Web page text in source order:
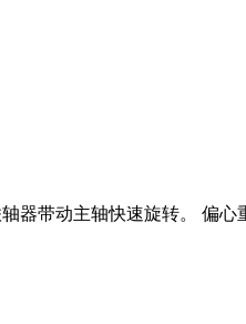
器带动主轴快速旋转。 偏